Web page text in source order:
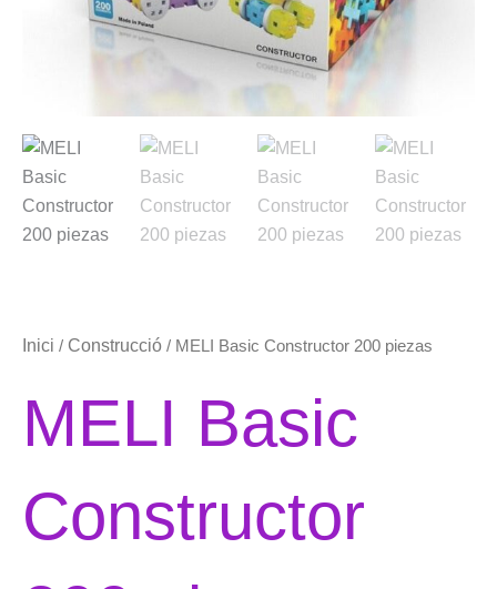
Inici / Construcció / MELI Basic Constructor 200 piezas
MELI Basic
Constructor